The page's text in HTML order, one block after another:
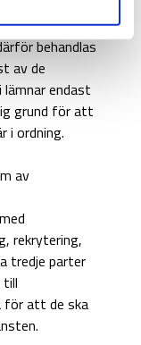
har
behandlas
av de
endast
grund för att
i ordning.
av
rekrytering,
tredje parter
till
för att de ska